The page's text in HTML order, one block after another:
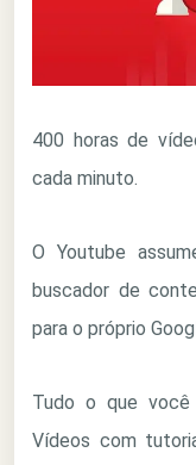
400 horas de
cada minuto.
O Youtube
buscador de
para o próprio
Tudo o que você
Vídeos com